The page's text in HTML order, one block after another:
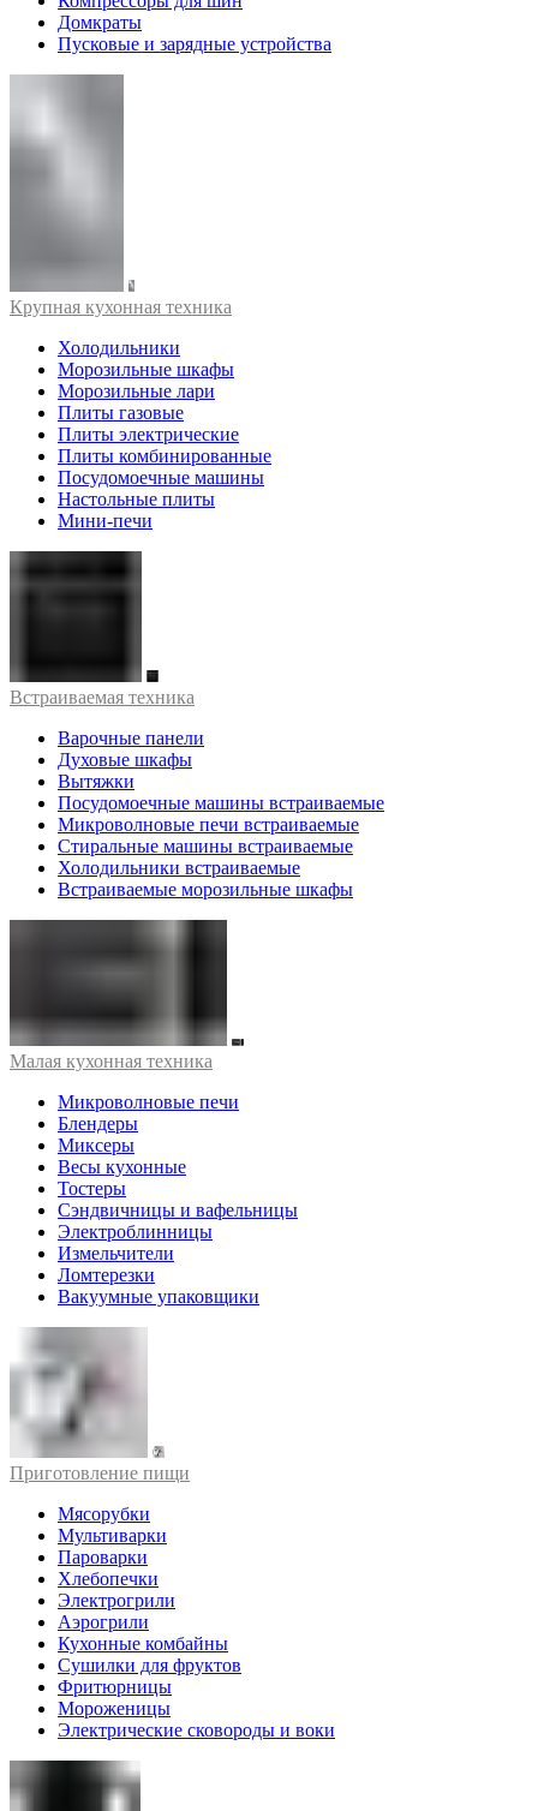
Домкраты
Пусковые и зарядные устройства
Крупная кухонная техника
Холодильники
Морозильные шкафы
Морозильные лари
Плиты газовые
Плиты электрические
Плиты комбинированные
Посудомоечные машины
Настольные плиты
Мини-печи
Встраиваемая техника
Варочные панели
Духовые шкафы
Вытяжки
Посудомоечные машины встраиваемые
Микроволновые печи встраиваемые
Стиральные машины встраиваемые
Холодильники встраиваемые
Встраиваемые морозильные шкафы
Малая кухонная техника
Микроволновые печи
Блендеры
Миксеры
Весы кухонные
Тостеры
Сэндвичницы и вафельницы
Электроблинницы
Измельчители
Ломтерезки
Вакуумные упаковщики
Приготовление пищи
Мясорубки
Мультиварки
Пароварки
Хлебопечки
Электрогрили
Аэрогрили
Кухонные комбайны
Сушилки для фруктов
Фритюрницы
Мороженицы
Электрические сковороды и воки